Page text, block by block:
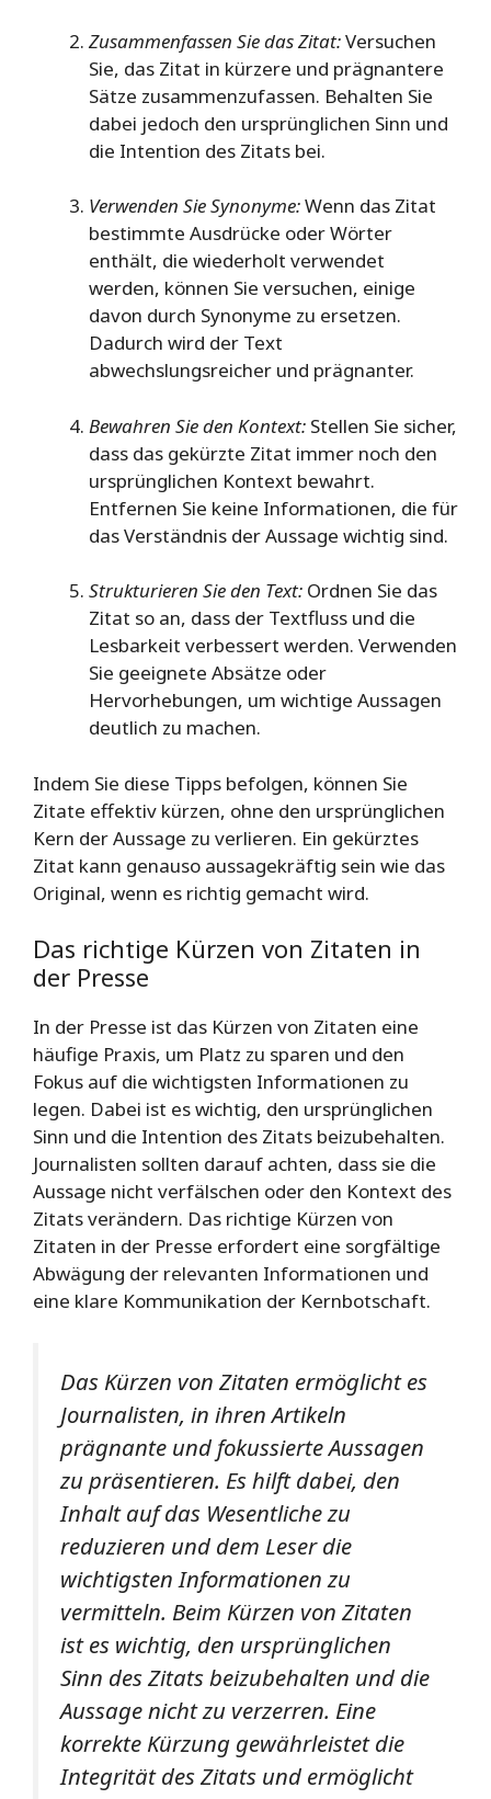
Zusammenfassen Sie das Zitat:Versuchen
Sie, das Zitat in kürzere und prägnantere
Sätze zusammenzufassen. Behalten Sie
dabei jedoch den ursprünglichen Sinn und
die Intention des Zitats bei.
Verwenden Sie Synonyme:Wenn das Zitat
bestimmte Ausdrücke oder Wörter
enthält, die wiederholt verwendet
werden, können Sie versuchen, einige
davon durch Synonyme zu ersetzen.
Dadurch wird der Text
abwechslungsreicher und prägnanter.
Bewahren Sie den Kontext: Stellen Sie sicher,
dass das gekürzte Zitat immer noch den
ursprünglichen Kontext bewahrt.
Entfernen Sie keine Informationen, die für
das Verständnis der Aussage wichtig sind.
Strukturieren Sie den Text: Ordnen Sie das
Zitat so an, dass der Textfluss und die
Lesbarkeit verbessert werden. Verwenden
Sie geeignete Absätze oder
Hervorhebungen, um wichtige Aussagen
deutlich zu machen.
Indem Sie diese Tipps befolgen, können Sie
Zitate effektiv kürzen, ohne den ursprünglichen
Kern der Aussage zu verlieren. Ein gekürztes
Zitat kann genauso aussagekräftig sein wie das
Original, wenn es richtig gemacht wird.
Das richtige Kürzen von Zitaten in
der Presse
In der Presse ist das Kürzen von Zitaten eine
häufige Praxis, um Platz zu sparen und den
Fokus auf die wichtigsten Informationen zu
legen. Dabei ist es wichtig, den ursprünglichen
Sinn und die Intention des Zitats beizubehalten.
Journalisten sollten darauf achten, dass sie die
Aussage nicht verfälschen oder den Kontext des
Zitats verändern. Das richtige Kürzen von
Zitaten in der Presse erfordert eine sorgfältige
Abwägung der relevanten Informationen und
eine klare Kommunikation der Kernbotschaft.
Das Kürzen von Zitaten ermöglicht es
Journalisten, in ihren Artikeln
prägnante und fokussierte Aussagen
zu präsentieren. Es hilft dabei, den
Inhalt auf das Wesentliche zu
reduzieren und dem Leser die
wichtigsten Informationen zu
vermitteln. Beim Kürzen von Zitaten
ist es wichtig, den ursprünglichen
Sinn des Zitats beizubehalten und die
Aussage nicht zu verzerren. Eine
korrekte Kürzung gewährleistet die
Integrität des Zitats und ermöglicht